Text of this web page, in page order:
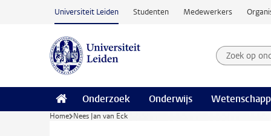
Ga naar hoofdinhoud
Universiteit Leiden Studenten Medewerkers
Zoek op
Zoekterm
Onderzoek Onderwijs
Home Nees Jan van Eck